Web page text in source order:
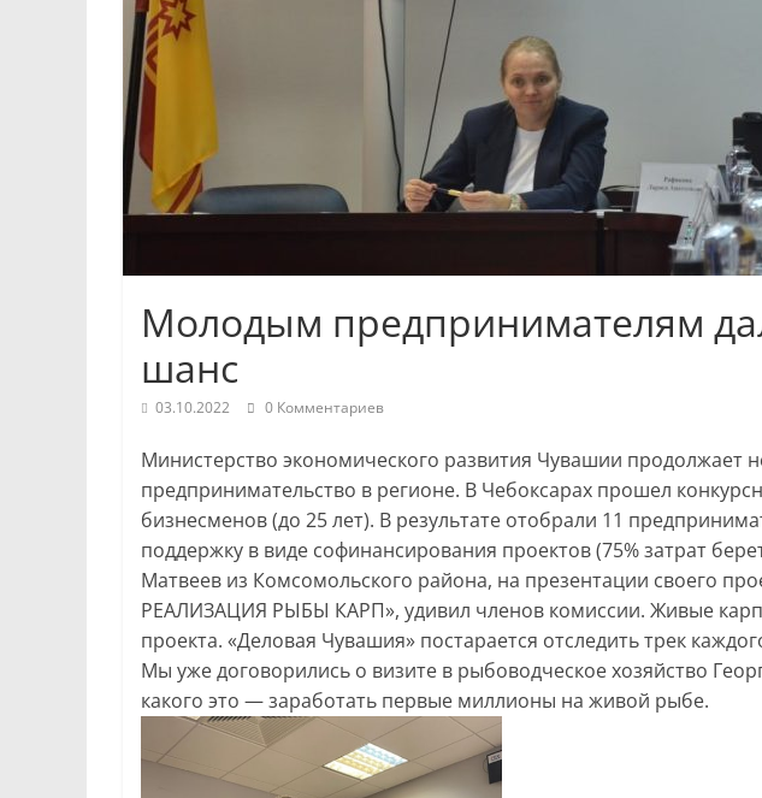
Чебоксар.
События
и
происшествия,
интервью,
инсайды.
Молодым предпринимателям
шанс
03.10.2022 0 Комментариев
Министерство экономического развития Чувашии продолжает
предпринимательство в регионе. В Чебоксарах прошел
бизнесменов (до 25 лет). В результате отобрали 11
поддержку в виде софинансирования проектов (75% затрат
Матвеев из Комсомольского района, на презентации своего
РЕАЛИЗАЦИЯ РЫБЫ КАРП», удивил членов комиссии. Живые
проекта. «Деловая Чувашия» постарается отследить трек
Мы уже договорились о визите в рыбоводческое хозяйство
какого это — заработать первые миллионы на живой рыбе.